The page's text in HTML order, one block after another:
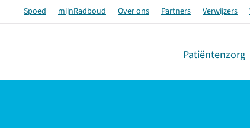
Spoed mijnRadboud Over ons Partners Verwijzers
Patiëntenzorg